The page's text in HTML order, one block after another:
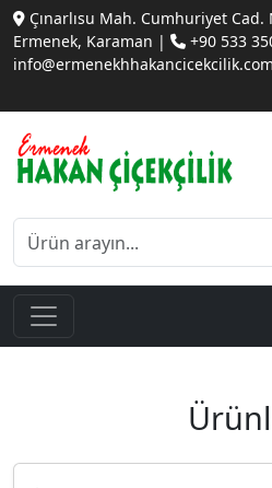
Çınarlısu Mah. Cumhuriyet Cad.
Ermenek, Karaman |
+90 533
info@ermenekhhakancicekcilik.com